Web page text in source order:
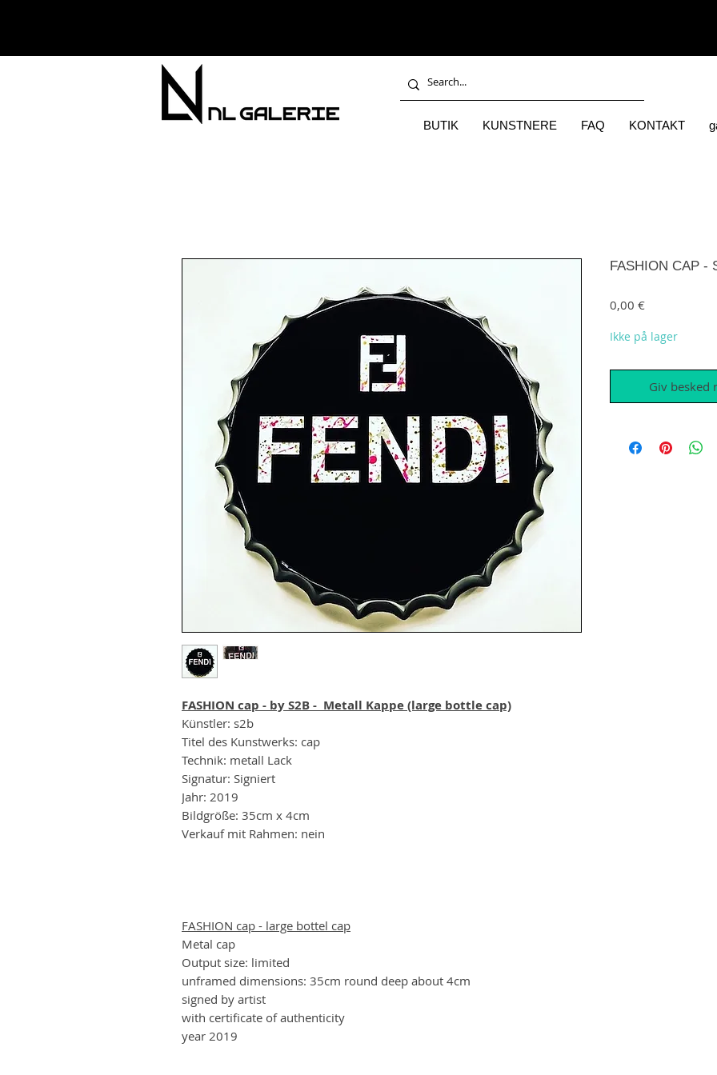
BUTIK KUNSTNERE FAQ KONTAKT
FASHION cap - by S2B - Metall Kappe (large bottle cap)
Künstler: s2b
Titel des Kunstwerks: cap
Technik: metall Lack
Signatur: Signiert
Jahr: 2019
Bildgröße: 35cm x 4cm
Verkauf mit Rahmen: nein
FASHION cap - large bottel cap
Metal cap
Output size: limited
unframed dimensions: 35cm round deep about 4cm
signed by artist
with certificate of authenticity
year 2019
FASHION CAP -
0,00 €Pris
Ikke på lager
Giv besked